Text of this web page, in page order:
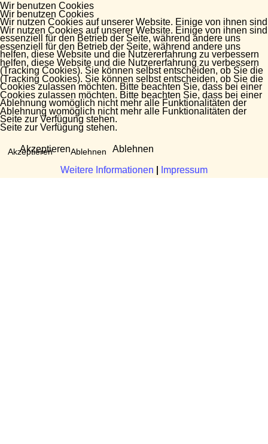
Wir benutzen Cookies
Wir nutzen Cookies auf unserer Website. Einige von ihnen sind
essenziell für den Betrieb der Seite, während andere uns
helfen, diese Website und die Nutzererfahrung zu verbessern
(Tracking Cookies). Sie können selbst entscheiden, ob Sie die
Cookies zulassen möchten. Bitte beachten Sie, dass bei einer
Ablehnung womöglich nicht mehr alle Funktionalitäten der
Seite zur Verfügung stehen.
Akzeptieren Ablehnen
Weitere Informationen Impressum
Wir benutzen Cookies
Wir nutzen Cookies auf unserer Website. Einige von ihnen sind
essenziell für den Betrieb der Seite, während andere uns
helfen, diese Website und die Nutzererfahrung zu verbessern
(Tracking Cookies). Sie können selbst entscheiden, ob Sie die
Cookies zulassen möchten. Bitte beachten Sie, dass bei einer
Ablehnung womöglich nicht mehr alle Funktionalitäten der
Seite zur Verfügung stehen.
Akzeptieren Ablehnen
Weitere Informationen Impressum